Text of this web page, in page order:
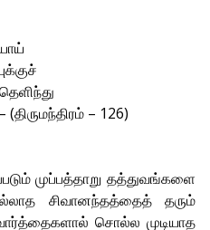
(திருமந்திரம் – 126)
முப்பத்தாறு தத்துவங்களை
சிவானந்தத்தைத் தரும்
சொல்ல முடியாத